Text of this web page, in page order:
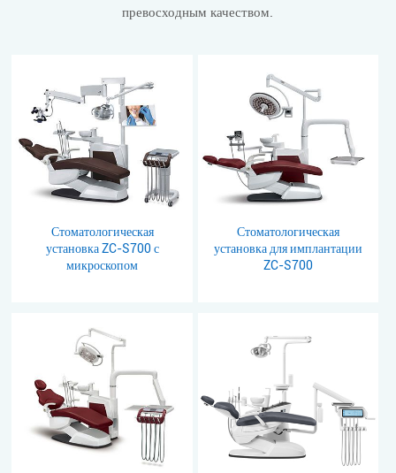
превосходным качеством.
Стоматологическая
установка ZC-S700 с
микроскопом
Стоматологическая
установка для имплантации
ZC-S700